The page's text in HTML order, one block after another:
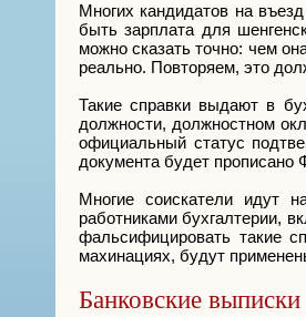
Многих кандидатов на
быть зарплата для
можно сказать точно: чем
реально. Повторяем, это
Такие справки выдают в
должности, должностном
официальный статус
документа будет прописано
Многие соискатели идут
работниками бухгалтерии,
фальсифицировать такие
махинациях, будут
Банковские выписки